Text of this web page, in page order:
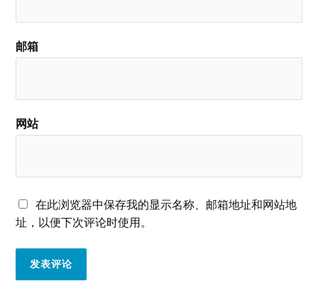
邮箱
网站
在此浏览器中保存我的显示名称、邮箱地址和网站地
址，以便下次评论时使用。